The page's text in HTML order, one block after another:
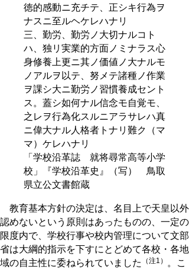
徳的感動ニ充チテ、正シキ行為ヲ
ナスニ至ルヘケレハナリ
三、勤労、勤労ノ大切ナルコト
ハ、独リ実業的方面ノミナラス心
身修養上更ニ其ノ価値ノ大ナルモ
ノアルヲ以テ、努メテ諸種ノ作業
ヲ課シ大ニ勤労ノ習慣養成セント
ス。蓋シ如何ナル信念モ自覚モ、
之レヲ行為化スルニアラサレハ真
ニ偉大ナル人格者トナリ難ク（マ
マ）ケレハナリ
「学校沿革誌 就将尋常高等小学
校」『学校沿革史』（写） 鳥取
県立公文書館蔵
教育基本方針の決定は、名目上で天皇以外
認めないという原則はあったものの、一定の
限度内で、学校行事や校内管理について文部
省は大綱的指示を下すにとどめて各校・各地
域の自主性に委ねられていました
（注1）
。こ